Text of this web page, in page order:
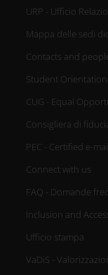
URP - Ufficio
Mappa delle sedi
Contacts and
Student Orientation
CUG - Equal
Consigliera di
PEC - Certified e-
Connect with us
FAQ - Domande
Inclusion and
Ufficio stampa
VaDiS -